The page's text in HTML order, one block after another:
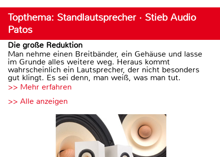
Topthema: Standlautsprecher · Stieb Audio
Patos
Die große Reduktion
Man nehme einen Breitbänder, ein Gehäuse und lasse
im Grunde alles weitere weg. Heraus kommt
wahrscheinlich ein Lautsprecher, der nicht besonders
gut klingt. Es sei denn, man weiß, was man tut.
>> Mehr erfahren
>> Alle anzeigen